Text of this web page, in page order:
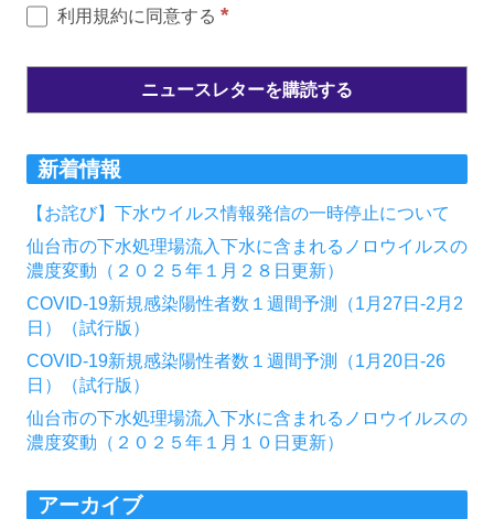
利用規約に同意する *
新着情報
【お詫び】下水ウイルス情報発信の一時停止について
仙台市の下水処理場流入下水に含まれるノロウイルスの
濃度変動（２０２５年１月２８日更新）
COVID-19新規感染陽性者数１週間予測（1月27日-2月2
日）（試行版）
COVID-19新規感染陽性者数１週間予測（1月20日-26
日）（試行版）
仙台市の下水処理場流入下水に含まれるノロウイルスの
濃度変動（２０２５年１月１０日更新）
アーカイブ